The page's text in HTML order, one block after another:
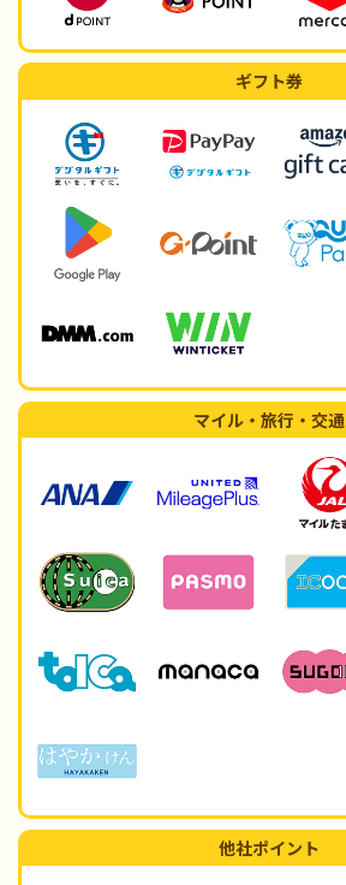
ギフト券
マイル・旅行・交通
他社ポイント